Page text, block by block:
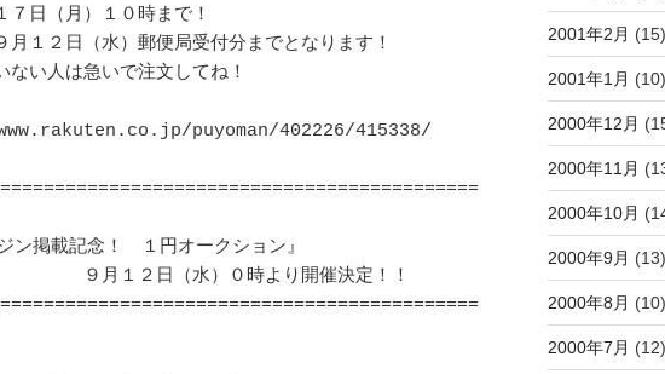
日（月）１０時まで！
１２日（水）郵便局受付分までとなります！
い人は急いで注文してね！
puyoman/402226/415338/
（水）０時より開催決定！！
2001年2月 (15)
2001年1月 (10)
2000年12月
2000年11月
2000年10月
2000年9月 (13)
2000年8月 (10)
2000年7月 (12)